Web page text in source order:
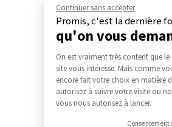
Continuer sans accepter
Promis, c'est la dernière
qu'on vous
Plateforme de
On est vraiment très content que
site vous intéresse. Mais comme
encore fait votre choix en matière
autorisez à suivre votre visite ou
vous nous autorisez à lancer.